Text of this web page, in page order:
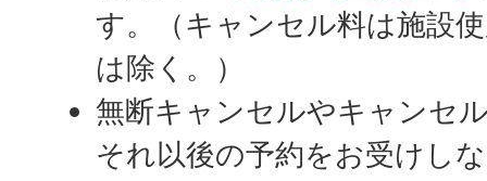
す。（キャンセル料は施設
は除く。）
無断キャンセルやキャンセ
それ以後の予約をお受けし